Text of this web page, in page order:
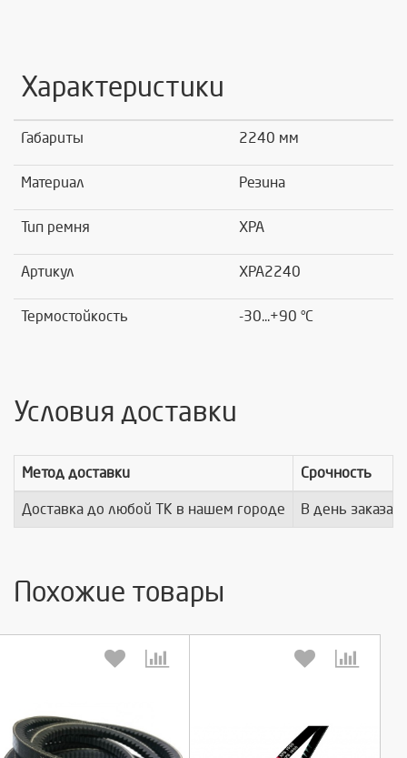
Характеристики
Габариты 2240 мм
Материал Резина
Тип ремня XPA
Артикул XPA2240
Термостойкость -30...+90 °C
Условия доставки
Метод доставки Срочность
Доставка до любой ТК в нашем городе В день заказа
Похожие товары